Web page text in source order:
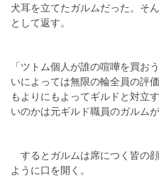
犬耳を立てたガルムだった。そ
として返す。
「ツトム個人が誰の喧嘩を買お
いによっては無限の輪全員の評
もよりにもよってギルドと対
いのかは元ギルド職員のガルム
するとガルムは席につく皆の
ように口を開く。